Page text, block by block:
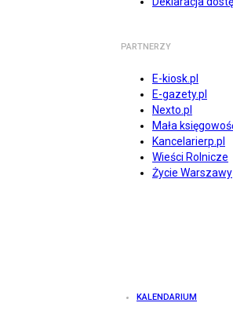
PARTNERZY
E-kiosk.pl
E-gazety.pl
Nexto.pl
Mała
Kancelarierp.pl
Wieści Rolnicze
Życie Warszawy
KALENDARIUM